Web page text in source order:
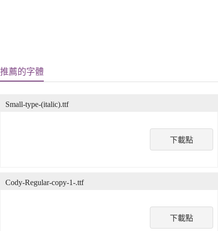
推薦的字體
下載點
Small-type-(italic).ttf
下載點
Cody-Regular-copy-1-.ttf